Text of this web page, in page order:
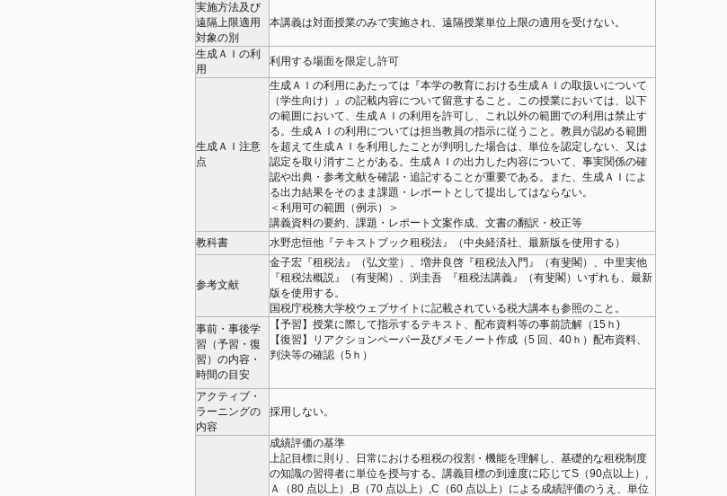
実施方法及び
遠隔上限適用
対象の別
本講義は対⾯授業のみで実施され、遠隔授業単位上限の適⽤を受けない。
生成ＡＩの利
用
利用する場面を限定し許可
生成ＡＩ注意
点
⽣成ＡＩの利⽤にあたっては『本学の教育における⽣成ＡＩの取扱いについて
（学⽣向け）』の記載内容について留意すること。この授業においては、以下
の範囲において、⽣成ＡＩの利⽤を許可し、これ以外の範囲での利⽤は禁⽌す
る。⽣成ＡＩの利⽤については担当教員の指⽰に従うこと。教員が認める範囲
を超えて⽣成ＡＩを利⽤したことが判明した場合は、単位を認定しない、⼜は
認定を取り消すことがある。⽣成ＡＩの出⼒した内容について、事実関係の確
認や出典・参考⽂献を確認・追記することが重要である。また、⽣成ＡＩによ
る出⼒結果をそのまま課題・レポートとして提出してはならない。
＜利⽤可の範囲（例⽰）＞
講義資料の要約、課題・レポート⽂案作成、⽂書の翻訳・校正等
教科書
水野忠恒他『テキストブック租税法』（中央経済社、最新版を使用する）
参考文献
金子宏『租税法』（弘文堂）、増井良啓『租税法入門』（有斐閣）、中里実他
『租税法概説』（有斐閣）、渕圭吾 『租税法講義』（有斐閣）いずれも、最新
版を使用する。
国税庁税務大学校ウェブサイトに記載されている税大講本も参照のこと。
事前・事後学
習（予習・復
習）の内容・
時間の目安
【予習】授業に際して指示するテキスト、配布資料等の事前読解（15ｈ)
【復習】リアクションペーパー及びメモノート作成（5 回、40ｈ）配布資料、
判決等の確認（5ｈ）
アクティブ・
ラーニングの
内容
採用しない。
成績評価の基準
上記目標に則り、日常における租税の役割・機能を理解し、基礎的な租税制度
の知識の習得者に単位を授与する。講義目標の到達度に応じてS（90点以上）,
Ａ（80 点以上）,B（70 点以上）,C（60 点以上）による成績評価のうえ、単位